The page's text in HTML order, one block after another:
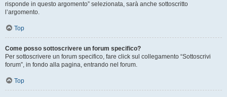
risponde in questo argomento” selezionata, sarà anche sottoscritto
l’argomento.
Top
Come posso sottoscrivere un forum specifico?
Per sottoscrivere un forum specifico, fare click sul collegamento “Sottoscrivi
forum”, in fondo alla pagina, entrando nel forum.
Top